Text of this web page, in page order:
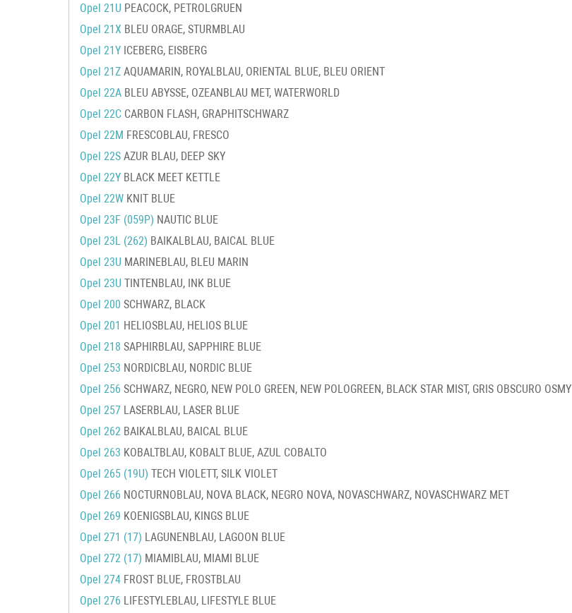
Opel 21U PEACOCK, PETROLGRUEN
Opel 21X BLEU ORAGE, STURMBLAU
Opel 21Y ICEBERG, EISBERG
Opel 21Z AQUAMARIN, ROYALBLAU, ORIENTAL BLUE, BLEU ORIENT
Opel 22A BLEU ABYSSE, OZEANBLAU MET, WATERWORLD
Opel 22C CARBON FLASH, GRAPHITSCHWARZ
Opel 22M FRESCOBLAU, FRESCO
Opel 22S AZUR BLAU, DEEP SKY
Opel 22Y BLACK MEET KETTLE
Opel 22W KNIT BLUE
Opel 23F (059P) NAUTIC BLUE
Opel 23L (262) BAIKALBLAU, BAICAL BLUE
Opel 23U MARINEBLAU, BLEU MARIN
Opel 23U TINTENBLAU, INK BLUE
Opel 200 SCHWARZ, BLACK
Opel 201 HELIOSBLAU, HELIOS BLUE
Opel 218 SAPHIRBLAU, SAPPHIRE BLUE
Opel 253 NORDICBLAU, NORDIC BLUE
Opel 256 SCHWARZ, NEGRO, NEW POLO GREEN, NEW POLOGREEN, BLACK STAR MIST, GRIS OBSCURO OSMY
Opel 257 LASERBLAU, LASER BLUE
Opel 262 BAIKALBLAU, BAICAL BLUE
Opel 263 KOBALTBLAU, KOBALT BLUE, AZUL COBALTO
Opel 265 (19U) TECH VIOLETT, SILK VIOLET
Opel 266 NOCTURNOBLAU, NOVA BLACK, NEGRO NOVA, NOVASCHWARZ, NOVASCHWARZ MET
Opel 269 KOENIGSBLAU, KINGS BLUE
Opel 271 (17) LAGUNENBLAU, LAGOON BLUE
Opel 272 (17) MIAMIBLAU, MIAMI BLUE
Opel 274 FROST BLUE, FROSTBLAU
Opel 276 LIFESTYLEBLAU, LIFESTYLE BLUE